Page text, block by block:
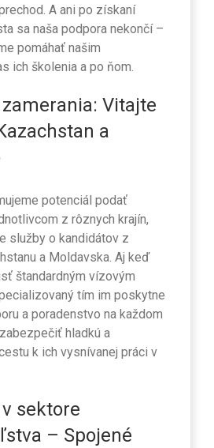
A ani po získaní
sa naša podpora nekončí –
pomáhať našim
ich školenia a po ňom.
Vitajte
a
potenciál podať
z rôznych krajín,
služby o kandidátov z
a Moldavska. Aj keď
štandardným vízovým
tím im poskytne
a poradenstvo na každom
hladkú a
k ich vysnívanej práci v
sektore
– Spojené